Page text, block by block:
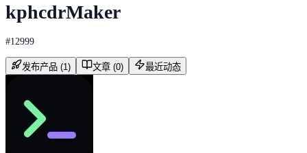
kphcdrMaker
#12999
发布产品 (1) 文章 (0) 最近动态